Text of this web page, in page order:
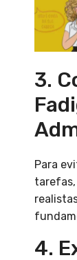
3.
Para
tarefas,
4.